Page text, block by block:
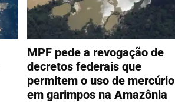
MPF pede a revogação de
decretos federais que
permitem o uso de mercúrio
em garimpos na Amazônia